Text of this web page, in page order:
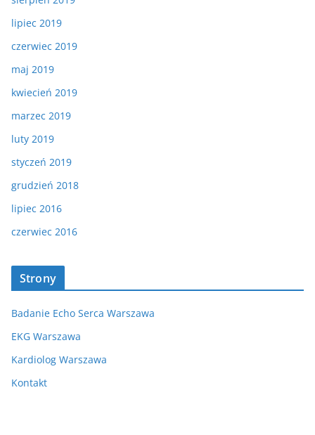
lipiec 2019
czerwiec 2019
maj 2019
kwiecień 2019
marzec 2019
luty 2019
styczeń 2019
grudzień 2018
lipiec 2016
czerwiec 2016
Strony
Badanie Echo Serca Warszawa
EKG Warszawa
Kardiolog Warszawa
Kontakt